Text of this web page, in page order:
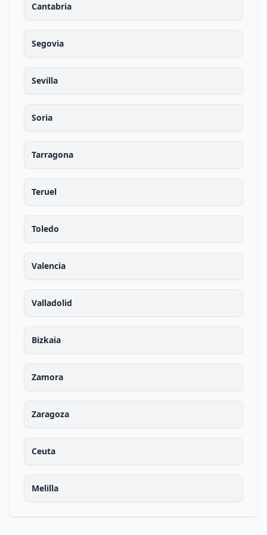
Cantabria
Segovia
Sevilla
Soria
Tarragona
Teruel
Toledo
Valencia
Valladolid
Bizkaia
Zamora
Zaragoza
Ceuta
Melilla